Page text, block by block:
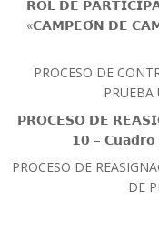
𝗥𝗢𝗟 𝗗𝗘
«𝗖𝗔𝗠𝗣𝗘𝗢́𝗡 𝗗𝗘
PROCESO DE
𝗣𝗥𝗢𝗖𝗘𝗦𝗢 𝗗𝗘
𝟭𝟬 – 𝗖𝘂𝗮𝗱𝗿𝗼
PROCESO DE
DE